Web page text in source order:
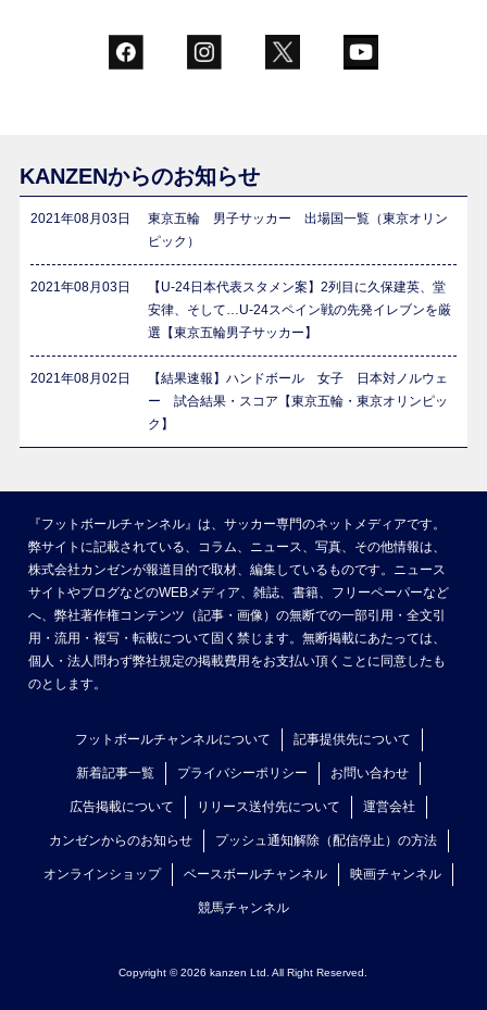
KANZENからのお知らせ
2021年08月03日
東京五輪 男子サッカー 出場国一覧（東京オリン
ピック）
2021年08月03日
【U-24日本代表スタメン案】2列目に久保建英、堂
安律、そして…U-24スペイン戦の先発イレブンを厳
選【東京五輪男子サッカー】
2021年08月02日
【結果速報】ハンドボール 女子 日本対ノルウェ
ー 試合結果・スコア【東京五輪・東京オリンピッ
ク】
『フットボールチャンネル』は、サッカー専門のネットメディアです。
弊サイトに記載されている、コラム、ニュース、写真、その他情報は、
株式会社カンゼンが報道目的で取材、編集しているものです。ニュース
サイトやブログなどのWEBメディア、雑誌、書籍、フリーペーパーなど
へ、弊社著作権コンテンツ（記事・画像）の無断での一部引用・全文引
用・流用・複写・転載について固く禁じます。無断掲載にあたっては、
個人・法人問わず弊社規定の掲載費用をお支払い頂くことに同意したも
のとします。
フットボールチャンネルについて 記事提供先について
新着記事一覧 プライバシーポリシー お問い合わせ
広告掲載について リリース送付先について 運営会社
カンゼンからのお知らせ プッシュ通知解除（配信停止）の方法
オンラインショップ ベースボールチャンネル 映画チャンネル
競馬チャンネル
Copyright © 2026 kanzen Ltd. All Right Reserved.